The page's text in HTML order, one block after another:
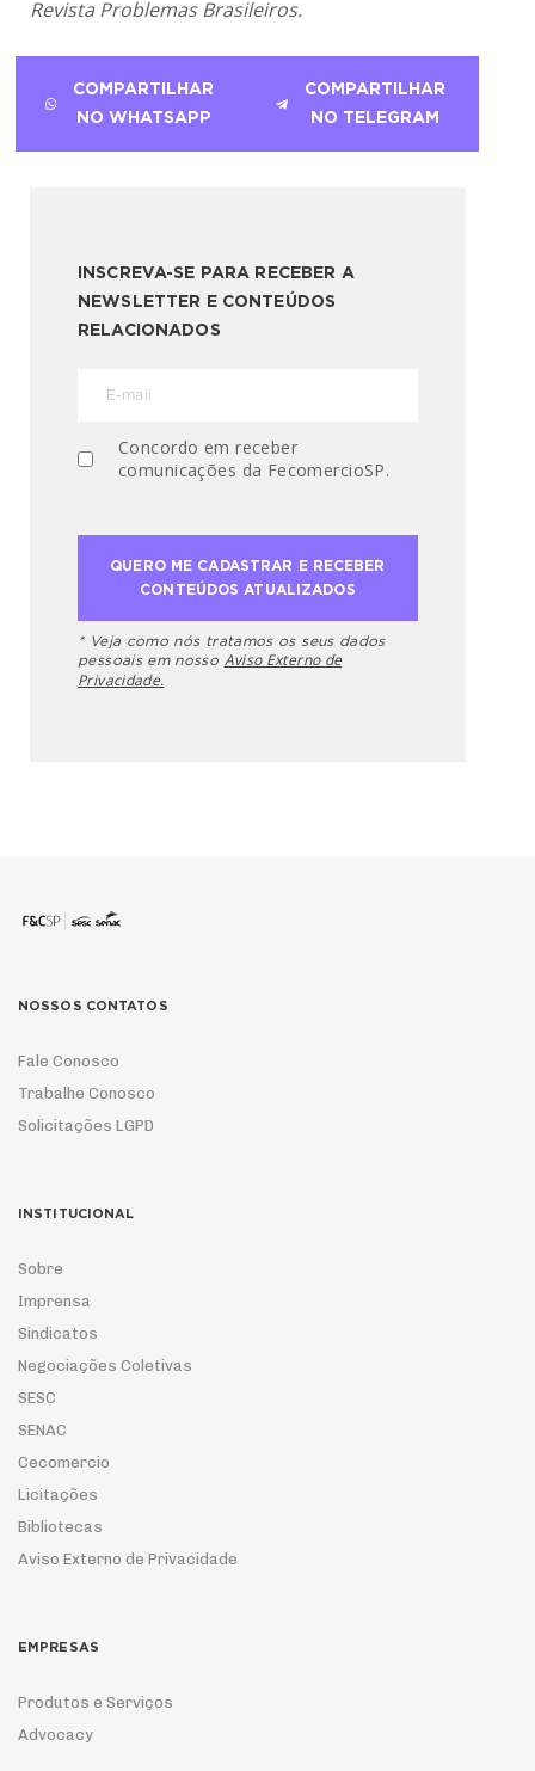
Revista Problemas Brasileiros.
COMPARTILHAR
NO WHATSAPP
COMPARTILHAR
NO TELEGRAM
INSCREVA-SE PARA RECEBER A
NEWSLETTER E CONTEÚDOS
RELACIONADOS
Concordo em receber
comunicações da FecomercioSP.
* Veja como nós tratamos os seus dados
pessoais em nosso Aviso Externo de
Privacidade.
NOSSOS CONTATOS
Fale Conosco
Trabalhe Conosco
Solicitações LGPD
INSTITUCIONAL
Sobre
Imprensa
Sindicatos
Negociações Coletivas
SESC
SENAC
Cecomercio
Licitações
Bibliotecas
Aviso Externo de Privacidade
EMPRESAS
Produtos e Serviços
Advocacy